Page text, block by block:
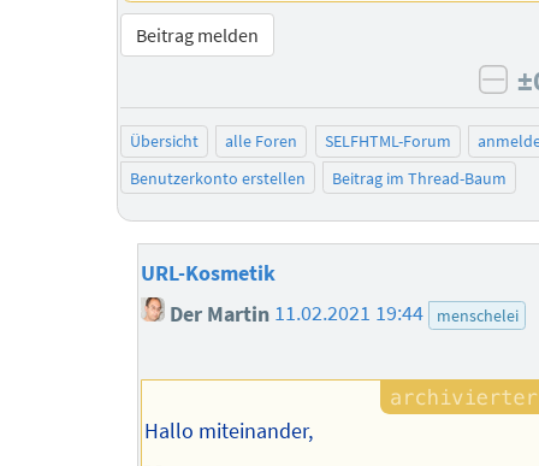
Beitrag melden
Übersicht alle Foren SELFHTML-Forum
Benutzerkonto erstellen
Beitrag im Thread-Baum
URL-Kosmetik
Der Martin 11.02.2021 19:44 menschelei
Hallo miteinander,